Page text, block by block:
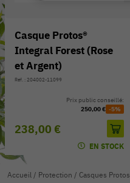
Casque Protos®
Integral Forest (Rose
et Argent)
Réf. : 204002-11099
238,00 €
Prix public conseillé:
250,00 € -5%
EN STOCK
Accueil / Protection / Casques Protos